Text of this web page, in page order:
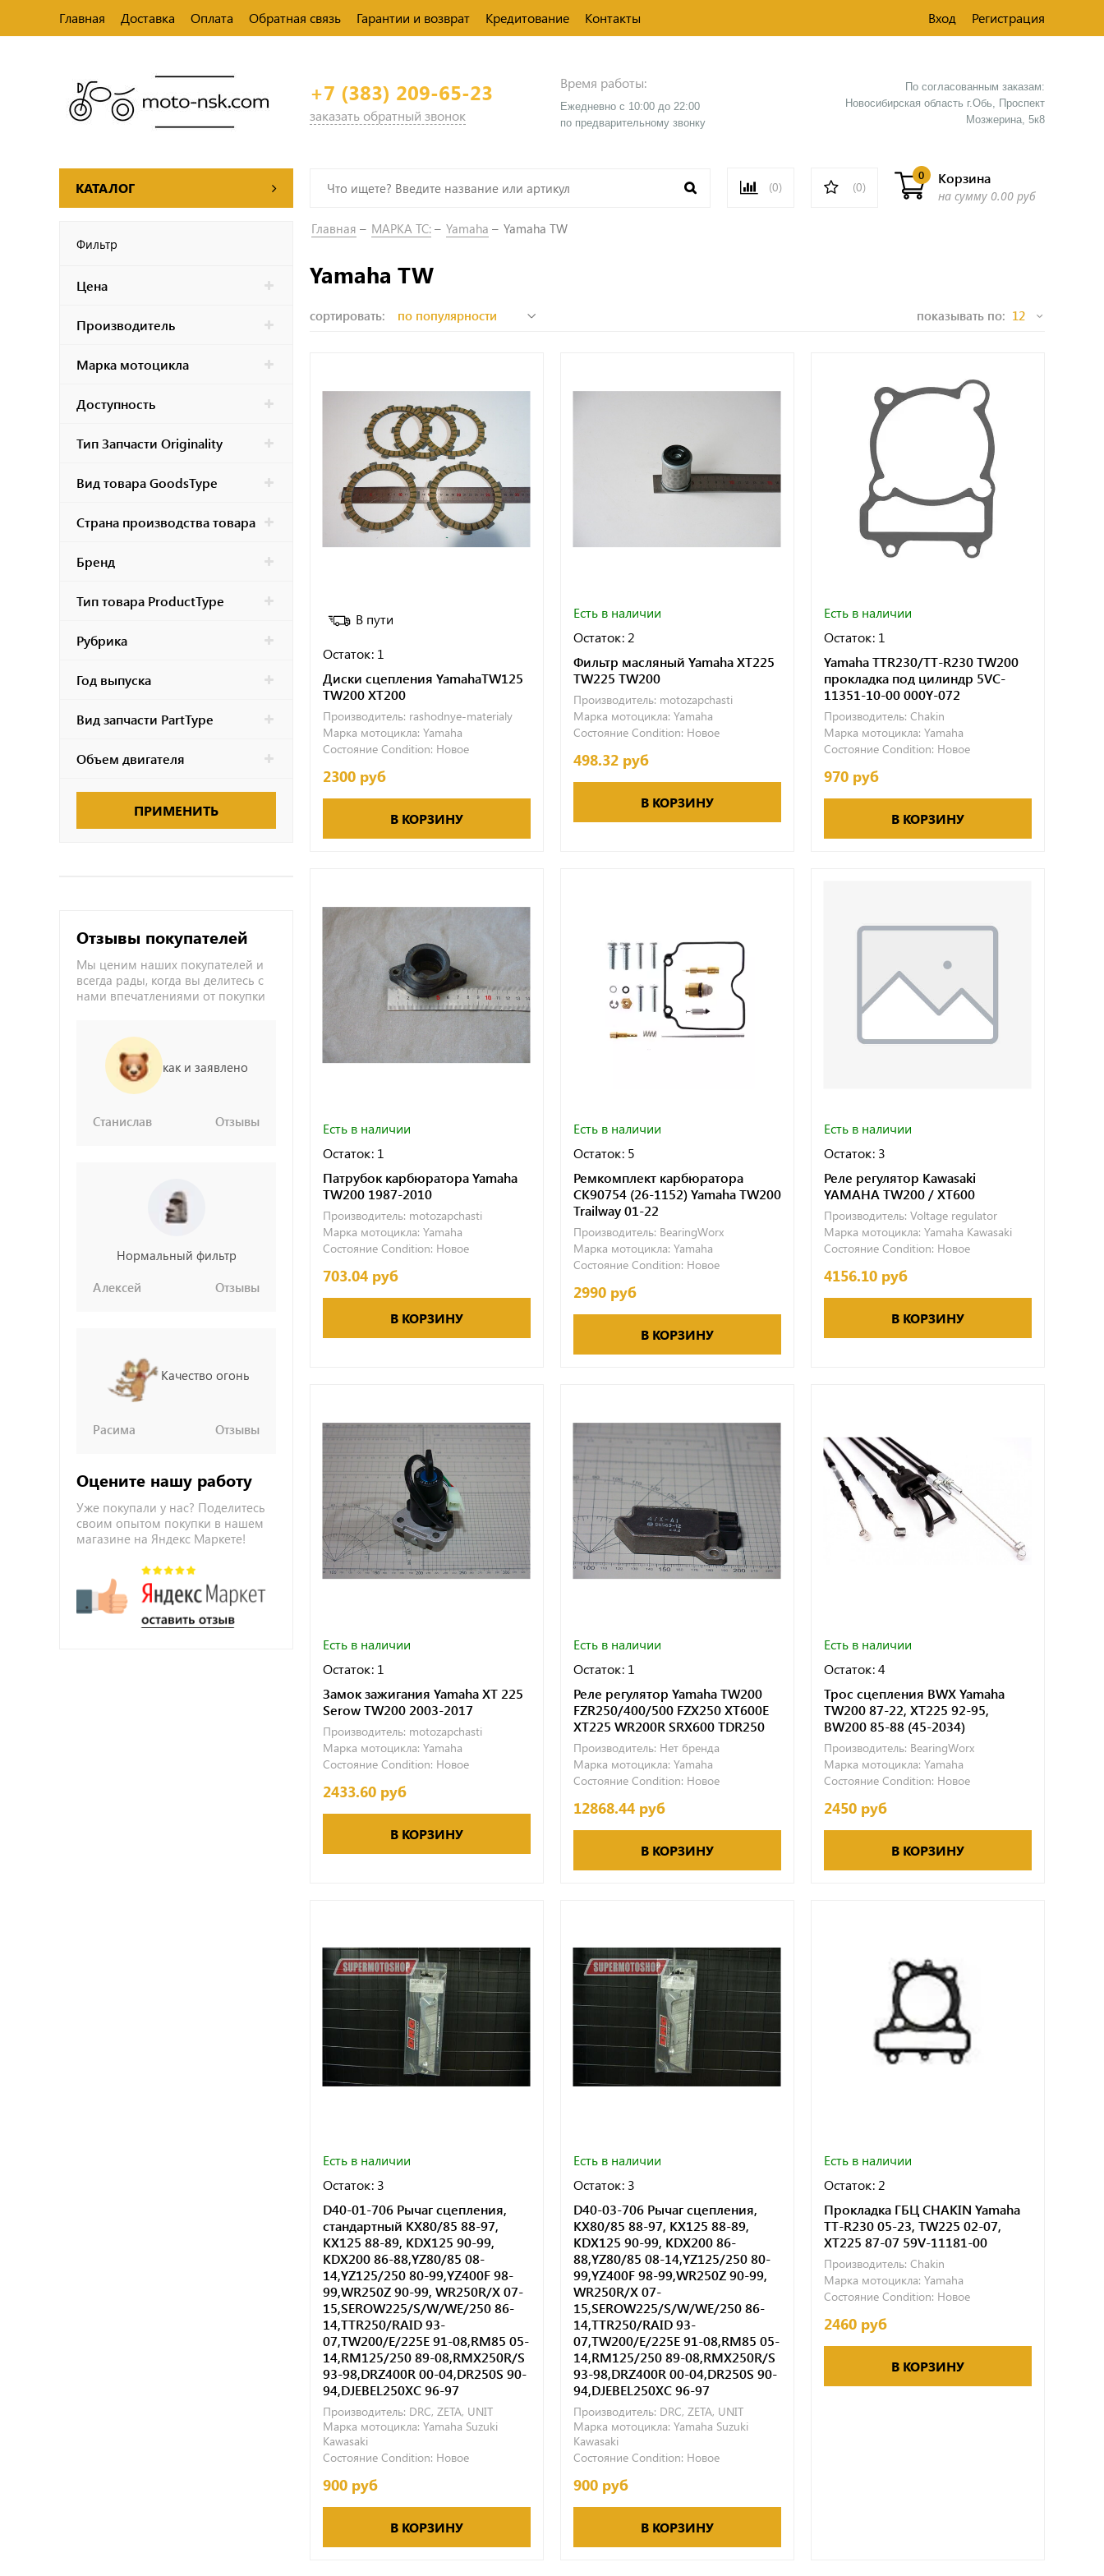
Главная Доставка Оплата Обратная связь Гарантии и возврат Кредитование Контакты Вход Регистрация
+7 (383) 209-65-23
заказать обратный звонок
Время работы:
Ежедневно с 10:00 до 22:00
​по предварительному звонку
По согласованным заказам:
Новосибирская область г.Обь, Проспект
Мозжерина, 5к8​
КАТАЛОГ (0) (0)
Корзина
0
на сумму 0.00 руб
Фильтр
Цена
Производитель
Марка мотоцикла
Доступность
Тип Запчасти Originality
Вид товара GoodsType
Страна производства товара
Бренд
Тип товара ProductType
Рубрика
Год выпуска
Вид запчасти PartType
Объем двигателя
ПРИМЕНИТЬ
Отзывы покупателей
Мы ценим наших покупателей и
всегда рады, когда вы делитесь с
нами впечатлениями от покупки
как и заявлено
Станислав Отзывы
Нормальный фильтр
Алексей
Отзывы
Качество огонь
Расима Отзывы
Оцените нашу работу
Уже покупали у нас? Поделитесь
своим опытом покупки в нашем
магазине на Яндекс Маркете!
Главная МАРКА ТС: Yamaha Yamaha TW
Yamaha TW
сортировать: показывать по:
В пути
Остаток: 1
Диски сцепления YamahaTW125
TW200 XT200
Производитель: rashodnye-materialy
Марка мотоцикла: Yamaha
Состояние Condition: Новое
2300 руб
В КОРЗИНУ
Есть в наличии
Остаток: 2
Фильтр масляный Yamaha XT225
TW225 TW200
Производитель: motozapchasti
Марка мотоцикла: Yamaha
Состояние Condition: Новое
498.32 руб
В КОРЗИНУ
Есть в наличии
Остаток: 1
Yamaha TTR230/TT-R230 TW200
прокладка под цилиндр 5VC-
11351-10-00 000Y-072
Производитель: Chakin
Марка мотоцикла: Yamaha
Состояние Condition: Новое
970 руб
В КОРЗИНУ
Есть в наличии
Остаток: 1
Патрубок карбюратора Yamaha
TW200 1987-2010
Производитель: motozapchasti
Марка мотоцикла: Yamaha
Состояние Condition: Новое
703.04 руб
В КОРЗИНУ
Есть в наличии
Остаток: 5
Ремкомплект карбюратора
CK90754 (26-1152) Yamaha TW200
Trailway 01-22
Производитель: BearingWorx
Марка мотоцикла: Yamaha
Состояние Condition: Новое
2990 руб
В КОРЗИНУ
Есть в наличии
Остаток: 3
Реле регулятор Kawasaki
YAMAHA TW200 / XT600
Производитель: Voltage regulator
Марка мотоцикла: Yamaha Kawasaki
Состояние Condition: Новое
4156.10 руб
В КОРЗИНУ
Есть в наличии
Остаток: 1
Замок зажигания Yamaha XT 225
Serow TW200 2003-2017
Производитель: motozapchasti
Марка мотоцикла: Yamaha
Состояние Condition: Новое
2433.60 руб
В КОРЗИНУ
Есть в наличии
Остаток: 1
Реле регулятор Yamaha TW200
FZR250/400/500 FZX250 XT600E
XT225 WR200R SRX600 TDR250
Производитель: Нет бренда
Марка мотоцикла: Yamaha
Состояние Condition: Новое
12868.44 руб
В КОРЗИНУ
Есть в наличии
Остаток: 4
Трос сцепления BWX Yamaha
TW200 87-22, XT225 92-95,
BW200 85-88 (45-2034)
Производитель: BearingWorx
Марка мотоцикла: Yamaha
Состояние Condition: Новое
2450 руб
В КОРЗИНУ
Есть в наличии
Остаток: 3
D40-01-706 Рычаг сцепления,
стандартный KX80/85 88-97,
KX125 88-89, KDX125 90-99,
KDX200 86-88,YZ80/85 08-
14,YZ125/250 80-99,YZ400F 98-
99,WR250Z 90-99, WR250R/X 07-
15,SEROW225/S/W/WE/250 86-
14,TTR250/RAID 93-
07,TW200/E/225E 91-08,RM85 05-
14,RM125/250 89-08,RMX250R/S
93-98,DRZ400R 00-04,DR250S 90-
94,DJEBEL250XC 96-97
Производитель: DRC, ZETA, UNIT
Марка мотоцикла: Yamaha Suzuki
Kawasaki
Состояние Condition: Новое
900 руб
В КОРЗИНУ
Есть в наличии
Остаток: 3
D40-03-706 Рычаг сцепления,
KX80/85 88-97, KX125 88-89,
KDX125 90-99, KDX200 86-
88,YZ80/85 08-14,YZ125/250 80-
99,YZ400F 98-99,WR250Z 90-99,
WR250R/X 07-
15,SEROW225/S/W/WE/250 86-
14,TTR250/RAID 93-
07,TW200/E/225E 91-08,RM85 05-
14,RM125/250 89-08,RMX250R/S
93-98,DRZ400R 00-04,DR250S 90-
94,DJEBEL250XC 96-97
Производитель: DRC, ZETA, UNIT
Марка мотоцикла: Yamaha Suzuki
Kawasaki
Состояние Condition: Новое
900 руб
В КОРЗИНУ
Есть в наличии
Остаток: 2
Прокладка ГБЦ CHAKIN Yamaha
TT-R230 05-23, TW225 02-07,
XT225 87-07 59V-11181-00
Производитель: Chakin
Марка мотоцикла: Yamaha
Состояние Condition: Новое
2460 руб
В КОРЗИНУ